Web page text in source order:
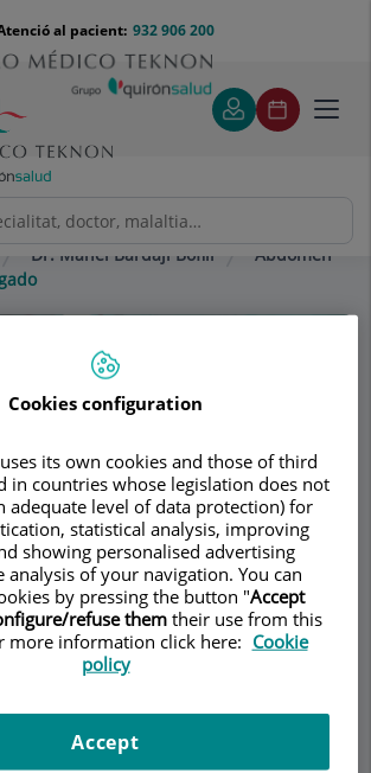
932 906 200
al pacient:
Dr. Manel Bardají Bofill
Abdomen
Manel Bardají
GENERAL ADULTS
Demanar Cita
Cookies configuration
its own cookies and those of third
in countries whose legislation does not
adequate level of data protection) for
statistical analysis, improving
showing personalised advertising
analysis of your navigation. You can
by pressing the button "Accept
refuse themtheir use from this
more information click here: Cookie
policy
Accept